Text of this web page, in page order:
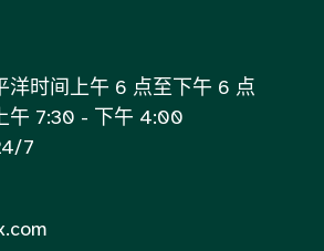
洋时间上午 6 点至下午 6 点
午 7:30 - 下午 4:00
7